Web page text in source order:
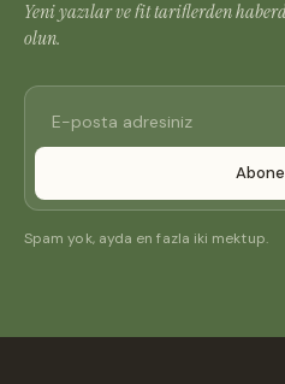
Yeni yazılar ve fit tariflerden
olun.
Spam yok, ayda en fazla iki mektup.